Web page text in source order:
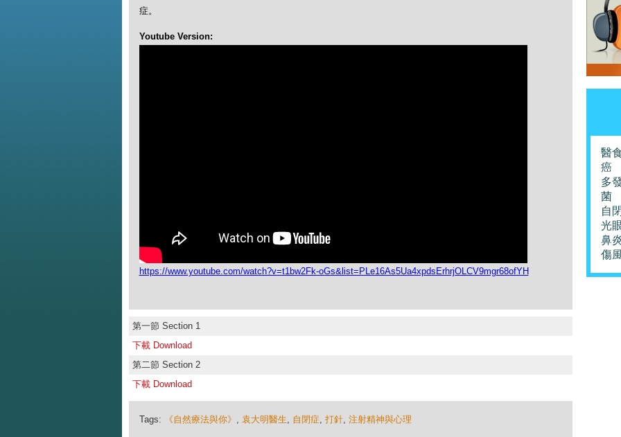
症。
Youtube Version:
https://www.youtube.com/watch?v=t1bw2Fk-oGs&list=PLe16As5Ua4xpdsErhrjOLCV9mgr68ofYH
第一節 Section 1
下載 Download
第二節 Section 2
下載 Download
Tags: 《自然療法與你》 , 袁大明醫生, 自閉症, 打針, 注射精神與心理
醫
癌
多
菌
自
光
鼻
傷